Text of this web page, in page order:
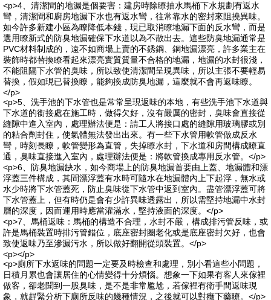
<p>4、清潔間的地漏是個要害：建房時除瞭抽水馬桶下水規劃有返水
彎，清潔間和廚房地漏下水也有返水彎，往常靠水的密封來阻撓異味。
如今許多新建小區為瞭降低本錢，現已取消瞭地漏下面的反水彎，而是
選用瞭新式的防臭地漏確保下水道以為不散出去。這些防臭地漏通常是
PVC材料制成的，遠不如商場上賣的不銹鋼、銅地漏漂亮，許多業主在
裝飾時都替換瞭看起來漂亮實質質量不合格的地漏，地漏的水封很淺，
不能阻隔下水管的臭味，所以致使清潔間呈現異味，所以主張不要輕易
替換，假如現已替換瞭，能夠換成防臭地漏，這麼就不會再返味瞭。
</p>
<p>5、洗手池的下水管也是常常呈現返味的本地，有些洗手池下水道與
下水道的銜接處在施工時，做得欠好，沒有嚴厲的密封，臭味會直接從
縫隙中進入室內，處理辦法便是：請工人將接口處的縫隙用玻璃膠或別
的粘合劑封住，使氣體無法發出出來。有一些下水管用軟管做成反水
彎，時刻長瞭，軟管變形為直管，失掉瞭水封，下水道和房間構成瞭直
通，臭味直接進入室內，處理辦法便是：將軟管換成專用反水管。</p>
<p>6、防臭地漏缺水，如今商場上的防臭地漏首要由上蓋、地漏體和漂
浮蓋三件構成，其間漂浮蓋有水時可隨水在地漏體內上下起浮，無水或
水少時將下水管蓋死，防止臭味從下水管中返到室內。盡管漂浮蓋可將
下水管蓋上，但有時仍是會有少許異味透露出，所以需堅持地漏中水封
層的深度，因而運用時應當灌滿水，堅持液面的深度。</p>
<p>7、馬桶返味：馬桶的構造不合理，水封不嚴，構成排污管反味，或
許是馬桶裝置時排污管錯位，底座密封圈老化或是底座密封欠好，也會
致使返味乃至滲漏污水，所以做好翻開從頭裝置。</p>
<p></p>
<p>廁所下水返味的問題一定要及時檢查和處理，別小看這些小問題，
日積月累也會讓居住的心情變得十分煩惱。想象一下如果有客人來傢裡
做客，卻老聞到一股臭味，是不是非常尷尬，若傢裡有衛手間返味現
象，就趕緊分析下廁所反味的幾種情況，之後就可以對癥下藥瞭。</p>